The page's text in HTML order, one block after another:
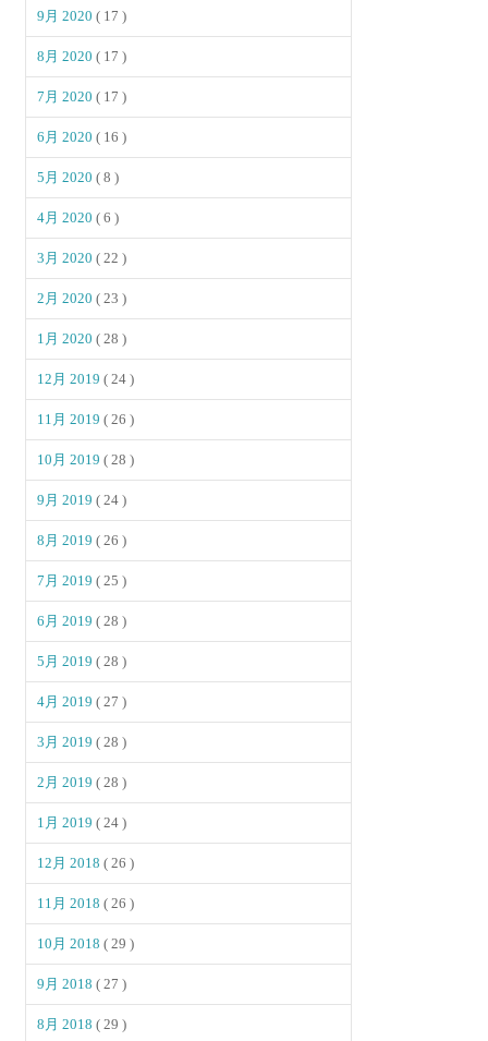
9月 2020( 17 )
8月 2020( 17 )
7月 2020( 17 )
6月 2020( 16 )
5月 2020( 8 )
4月 2020( 6 )
3月 2020( 22 )
2月 2020( 23 )
1月 2020( 28 )
12月 2019( 24 )
11月 2019( 26 )
10月 2019( 28 )
9月 2019( 24 )
8月 2019( 26 )
7月 2019( 25 )
6月 2019( 28 )
5月 2019( 28 )
4月 2019( 27 )
3月 2019( 28 )
2月 2019( 28 )
1月 2019( 24 )
12月 2018( 26 )
11月 2018( 26 )
10月 2018( 29 )
9月 2018( 27 )
8月 2018( 29 )